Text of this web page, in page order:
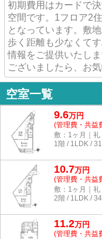
初期費用はカードで
空間です。1フロア2
となっています。敷
歩く距離も少なくて
情報をご提供いたし
ございましたら、お
空室一覧
9.6万円
(管理費・共益
敷：1ヶ月｜礼
1階 / 1LDK /
10.7万円
(管理費・共益
敷：1ヶ月｜礼
2階 / 1LDK /
11.2万円
(管理費・共益